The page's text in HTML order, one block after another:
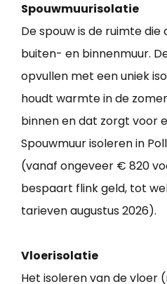
Spouwmuurisolatie
De spouw is de ruimte die
buiten- en binnenmuur.
opvullen met een uniek
houdt warmte in de
binnen en dat zorgt voor
Spouwmuur isoleren in
(vanaf ongeveer € 820
bespaart flink geld, tot
tarieven augustus 2026).
Vloerisolatie
Het isoleren van de vloer